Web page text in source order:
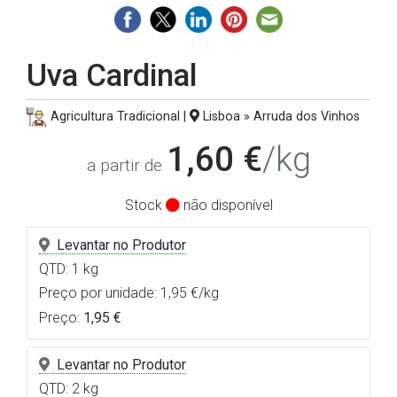
Uva Cardinal
Agricultura Tradicional | Lisboa » Arruda dos Vinhos
a partir de 1,60 €/kg
Stock não disponível
Levantar no Produtor
QTD: 1 kg
Preço por unidade: 1,95 €/kg
Preço: 1,95 €
Levantar no Produtor
QTD: 2 kg